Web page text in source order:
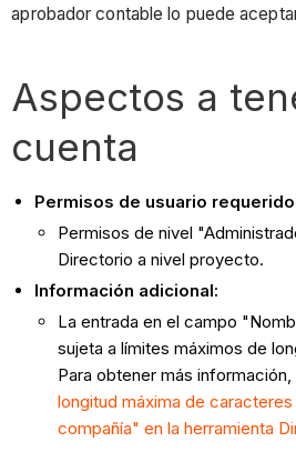
aprobador contable lo puede
Aspectos a
cuenta
Permisos de usuario
Permisos de nivel
Directorio a nivel proyecto.
Información adicional:
La entrada en el campo
sujeta a límites máximos de
Para obtener más
longitud máxima de
compañía" en la herramienta